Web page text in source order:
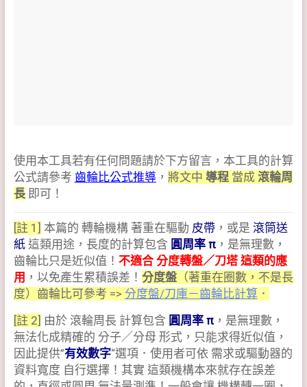
使用本工具若有任何問題請於下方留言，本工具的計算
公式請參考 齒輪比公式推導， 將文中 導程當成 滾輪周
長即可！
[註 1] 本篇的 轉輪機構 著重在驅動 皮帶 ，或是 滾筒送
紙這類用途，長度的計算包含 圓周率 π，是無理數，
齒輪比只是近似值！ 不適合 分度轉盤／刀塔 這類的應
用 ，以免產生累積誤差！ 分度盤（著重在圈數，不是長
度）齒輪比可參考 => 分度盤/刀庫－齒輪比計算 ．
[註 2] 由於 滾輪周長 計算包含 圓周率 π，是無理數，
無法化成精確的 分子／分母 形式，只能求得近似值，
因此提供”有效數字“選項．使用者可依 需求或驅動器的
資料寬度 自行選擇！其實 這類機構本來就存在誤差